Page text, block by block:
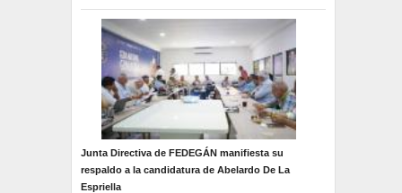
Junta Directiva de FEDEGÁN manifiesta su
respaldo a la candidatura de Abelardo De La
Espriella